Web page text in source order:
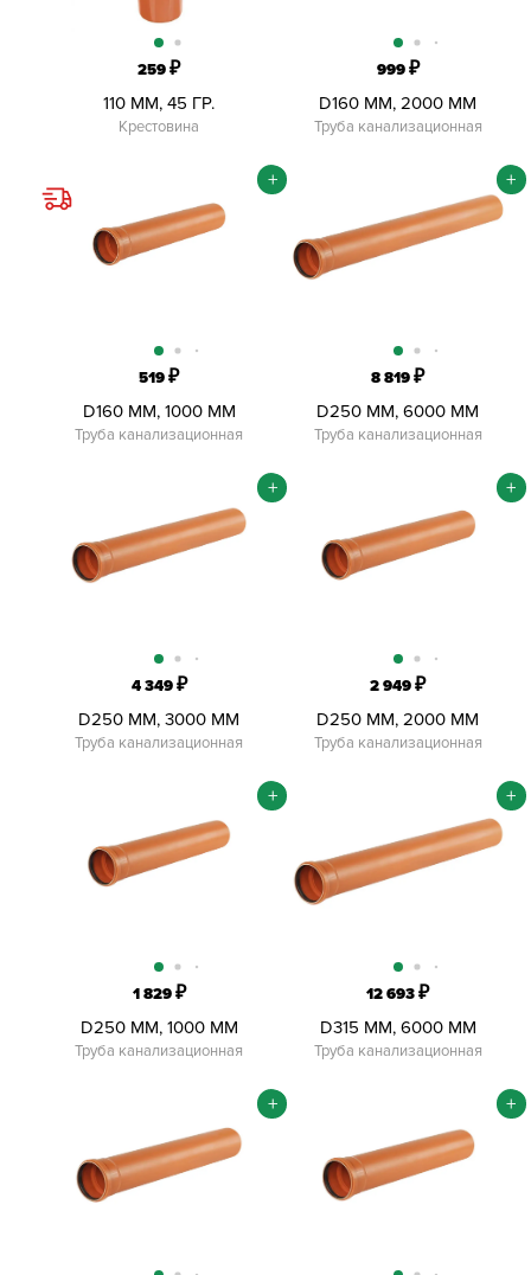
259₽
110 ММ, 45 ГР.
Крестовина
999₽
D160 ММ, 2000 ММ
Труба канализационная
519₽
D160 ММ, 1000 ММ
Труба канализационная
+
8 819₽
D250 ММ, 6000 ММ
Труба канализационная
+
4 349₽
D250 ММ, 3000 ММ
Труба канализационная
+
2 949₽
D250 ММ, 2000 ММ
Труба канализационная
+
1 829₽
D250 ММ, 1000 ММ
Труба канализационная
+
12 693₽
D315 ММ, 6000 ММ
Труба канализационная
+
+ +